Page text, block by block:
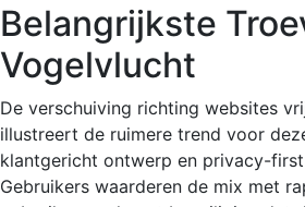
Belangrijkste
Vogelvlucht
De verschuiving richting websites
illustreert de ruimere trend voor
klantgericht ontwerp en privacy-
Gebruikers waarderen de mix met